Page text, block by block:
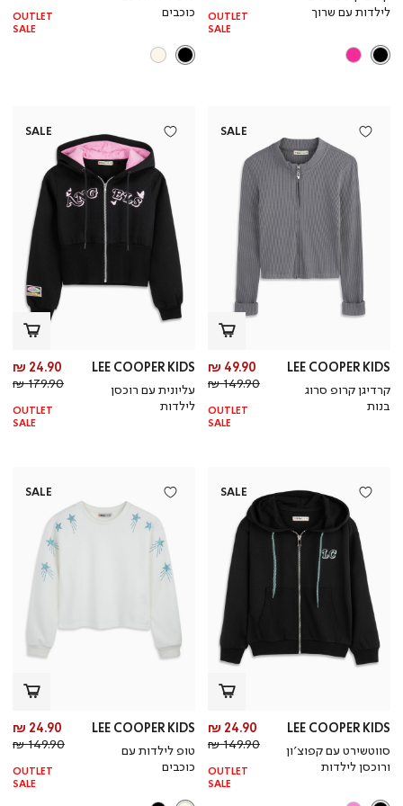
לילדות עם שרוך
רגיל
OUTLET
SALE
כוכבים
OUTLET
SALE
SALE
LEE COOPER KIDS
קרדיגן קרופ סרוג
בנות
מחיר
מוצר
49.90 ₪
מחיר
רגיל
149.90 ₪
OUTLET
SALE
SALE
LEE COOPER KIDS
עליונית עם רוכסן
לילדות
24.90 ₪
179.90 ₪
OUTLET
SALE
SALE
LEE COOPER KIDS
סווטשירט עם קפוצ’ון
ורוכסן לילדות
מחיר
מוצר
24.90 ₪
מחיר
רגיל
149.90 ₪
OUTLET
SALE
SALE
LEE COOPER KIDS
טופ לילדות עם
כוכבים
24.90 ₪
149.90 ₪
OUTLET
SALE